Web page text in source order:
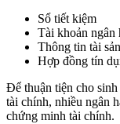
Sổ tiết kiệm
Tài khoản ngân
Thông tin tài
Hợp đồng tín
Để thuận tiện cho
tài chính, nhiều ngân
chứng minh tài chính.